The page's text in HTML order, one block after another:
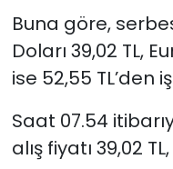
Buna göre,
Doları 39,02 TL,
ise 52,55 TL’den
Saat 07.54
alış fiyatı 39,02
Moda
Nöbetçi
Otomobil
Politika